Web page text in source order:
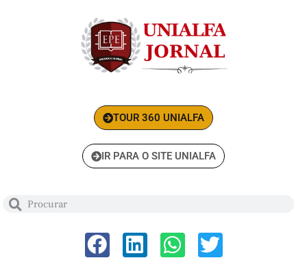
TOUR 360 UNIALFA
IR PARA O SITE UNIALFA